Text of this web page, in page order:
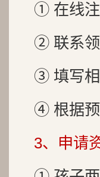
① 在线注
② 联系领
③ 填写相
④ 根据预
3、申请